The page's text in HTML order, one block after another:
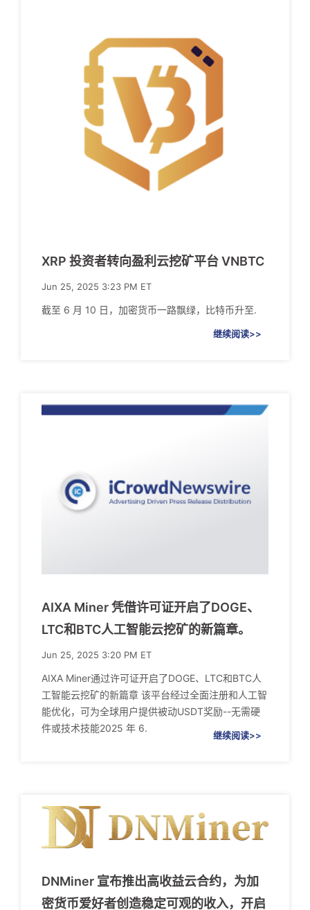
XRP 投资者转向盈利云挖矿平台 VNBTC
Jun 25, 2025 3:23 PM ET
截至 6 月 10 日，加密货币一路飘绿，比特币升至.
继续阅读>>
AIXA Miner 凭借许可证开启了DOGE、
LTC和BTC人工智能云挖矿的新篇章。
Jun 25, 2025 3:20 PM ET
AIXA Miner通过许可证开启了DOGE、LTC和BTC人
工智能云挖矿的新篇章 该平台经过全面注册和人工智
能优化，可为全球用户提供被动USDT奖励--无需硬
件或技术技能2025 年 6.
继续阅读>>
DNMiner 宣布推出高收益云合约，为加
密货币爱好者创造稳定可观的收入，开启